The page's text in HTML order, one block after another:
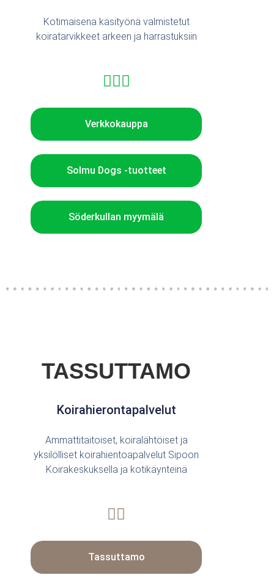
Kotimaisena käsityönä valmistetut
koiratarvikkeet arkeen ja harrastuksiin
Verkkokauppa
Solmu Dogs -tuotteet
Söderkullan myymälä
TASSUTTAMO
Koirahierontapalvelut
Ammattitaitoiset, koiralähtöiset ja
yksilölliset koirahientoapalvelut Sipoon
Koirakeskuksella ja kotikäynteinä
Tassuttamo